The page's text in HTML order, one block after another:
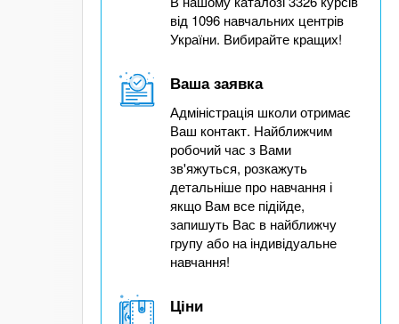
від 1096 навчальних центрів
України. Вибирайте кращих!
Ваша заявка
Адміністрація школи отримає
Ваш контакт. Найближчим
робочий час з Вами
зв'яжуться, розкажуть
детальніше про навчання і
якщо Вам все підійде,
запишуть Вас в найближчу
групу або на індивідуальне
навчання!
Ціни